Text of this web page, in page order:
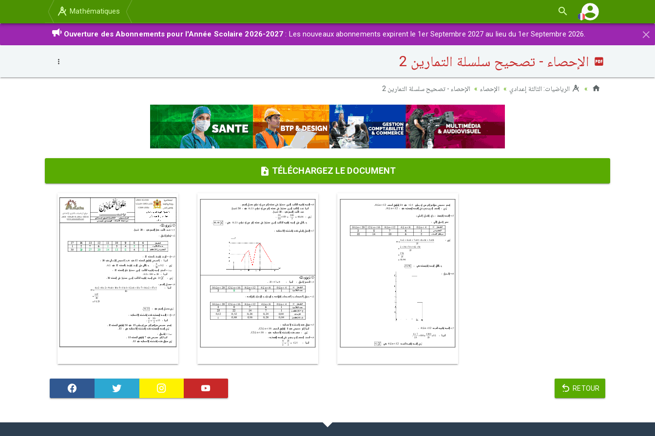
Mathématiques
×
Ouverture des Abonnements pour l'Année Scolaire 2026-2027 : Les nouveaux abonnements expirent le 1er Septembre 2027 au lieu du 1er Septembre 2026.
الإحصاء - تصحيح سلسلة التمارين 2
الرياضيات: الثالثة إعدادي الإحصاء الإحصاء - تصحيح سلسلة التمارين 2
TÉLÉCHARGEZ LE DOCUMENT
RETOUR